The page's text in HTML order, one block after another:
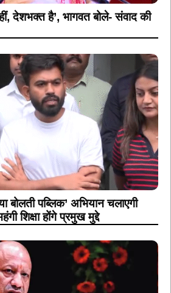
देशभक्त है’, भागवत बोले- संवाद की
बोलती पब्लिक’ अभियान चलाएगी
शिक्षा होंगे प्रमुख मुद्दे